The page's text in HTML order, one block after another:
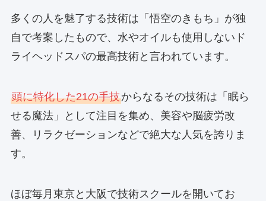
多くの人を魅了する技術は「悟空のきもち」が独
自で考案したもので、水やオイルも使用しないド
ライヘッドスパの最高技術と言われています。
頭に特化した21の手技からなるその技術は「眠ら
せる魔法」として注目を集め、美容や脳疲労改
善、リラクゼーションなどで絶大な人気を誇りま
す。
ほぼ毎月東京と大阪で技術スクールを開いてお